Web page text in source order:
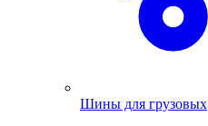
Шины для грузовых